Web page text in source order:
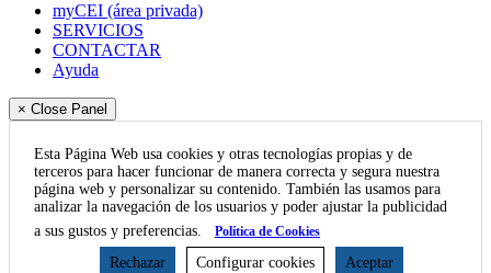
myCEI (área privada)
SERVICIOS
CONTACTAR
Ayuda
× Close Panel
Esta Página Web usa cookies y otras tecnologías propias y de
terceros para hacer funcionar de manera correcta y segura nuestra
página web y personalizar su contenido. También las usamos para
analizar la navegación de los usuarios y poder ajustar la publicidad
a sus gustos y preferencias.
Política de Cookies
Rechazar Configurar cookies Aceptar